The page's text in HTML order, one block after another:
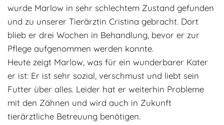
wurde Marlow in sehr schlechtem Zustand gefunden
und zu unserer Tierärztin Cristina gebracht. Dort
blieb er drei Wochen in Behandlung, bevor er zur
Pflege aufgenommen werden konnte.
Heute zeigt Marlow, was für ein wunderbarer Kater
er ist: Er ist sehr sozial, verschmust und liebt sein
Futter über alles. Leider hat er weiterhin Probleme
mit den Zähnen und wird auch in Zukunft
tierärztliche Betreuung benötigen.